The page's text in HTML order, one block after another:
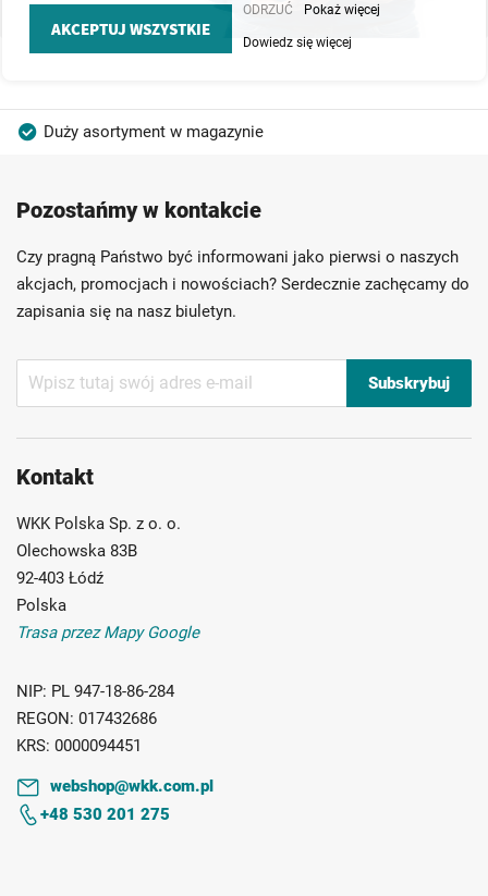
Duży asortyment w magazynie
Szybka dostawa
Indywidualni doradcy
Ponad 40 lat doświadczenia
Możliwość własnego etykietowania
Pozostańmy w kontakcie
Czy pragną Państwo być informowani jako pierwsi o naszych
akcjach, promocjach i nowościach? Serdecznie zachęcamy do
zapisania się na nasz biuletyn.
Subskrybuj
nasz
Subskrybuj
Kontakt
WKK Polska Sp. z o. o.
Olechowska 83B
92-403 Łódź
Polska
Trasa przez Mapy Google
NIP: PL 947-18-86-284
REGON: 017432686
KRS: 0000094451
webshop@wkk.com.pl
+48 530 201 275
AKCEPTUJ WSZYSTKIE
ODRZUĆ Pokaż więcej
Dowiedz się więcej